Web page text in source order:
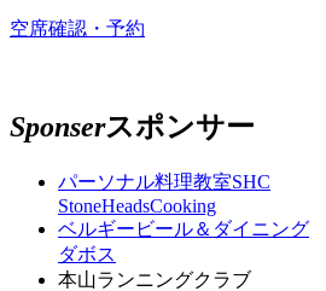
空席確認・予約
Sponserスポンサー
パーソナル料理教室SHC
StoneHeadsCooking
ベルギービール＆ダイニング
ダボス
本山ランニングクラブ